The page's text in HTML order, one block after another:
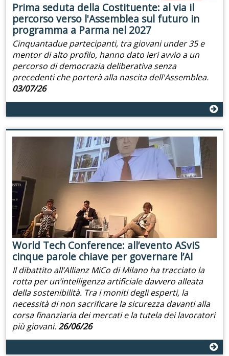
Prima seduta della Costituente: al via il
percorso verso l'Assemblea sul futuro in
programma a Parma nel 2027
Cinquantadue partecipanti, tra giovani under 35 e
mentor di alto profilo, hanno dato ieri avvio a un
percorso di democrazia deliberativa senza
precedenti che porterà alla nascita dell'Assemblea.
03/07/26
World Tech Conference: all’evento ASviS
cinque parole chiave per governare l’AI
Il dibattito all’Allianz MiCo di Milano ha tracciato la
rotta per un’intelligenza artificiale davvero alleata
della sostenibilità. Tra i moniti degli esperti, la
necessità di non sacrificare la sicurezza davanti alla
corsa finanziaria dei mercati e la tutela dei lavoratori
più giovani.26/06/26